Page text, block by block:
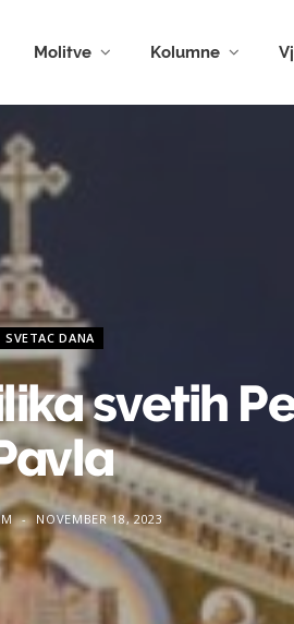
Molitve Kolumne
SVETAC DANA
svetih
NOVEMBER 18, 2023